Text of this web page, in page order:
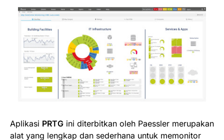
Aplikasi PRTG ini diterbitkan oleh Paessler merupakan
alat yang lengkap dan sederhana untuk memonitor